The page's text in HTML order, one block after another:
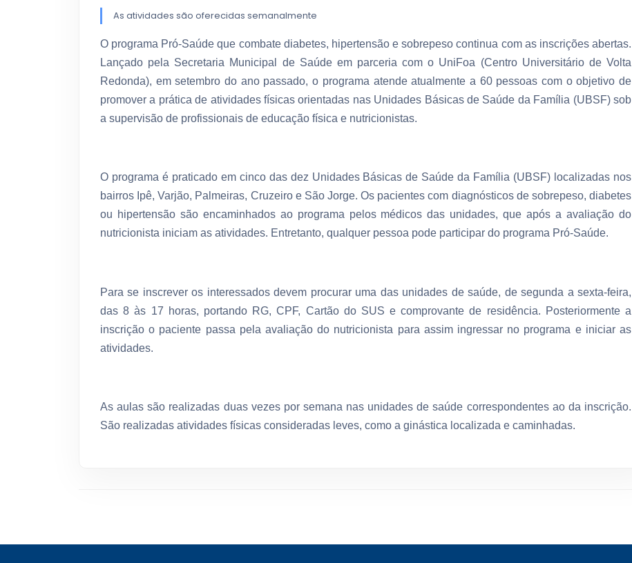
As atividades são oferecidas semanalmente
O programa Pró-Saúde que combate diabetes, hipertensão e sobrepeso continua com as inscrições abertas.
Lançado pela Secretaria Municipal de Saúde em parceria com o UniFoa (Centro Universitário de Volta
Redonda), em setembro do ano passado, o programa atende atualmente a 60 pessoas com o objetivo de
promover a prática de atividades físicas orientadas nas Unidades Básicas de Saúde da Família (UBSF) sob
a supervisão de profissionais de educação física e nutricionistas.
O programa é praticado em cinco das dez Unidades Básicas de Saúde da Família (UBSF) localizadas nos
bairros Ipê, Varjão, Palmeiras, Cruzeiro e São Jorge. Os pacientes com diagnósticos de sobrepeso, diabetes
ou hipertensão são encaminhados ao programa pelos médicos das unidades, que após a avaliação do
nutricionista iniciam as atividades. Entretanto, qualquer pessoa pode participar do programa Pró-Saúde.
Para se inscrever os interessados devem procurar uma das unidades de saúde, de segunda a sexta-feira,
das 8 às 17 horas, portando RG, CPF, Cartão do SUS e comprovante de residência. Posteriormente a
inscrição o paciente passa pela avaliação do nutricionista para assim ingressar no programa e iniciar as
atividades.
As aulas são realizadas duas vezes por semana nas unidades de saúde correspondentes ao da inscrição.
São realizadas atividades físicas consideradas leves, como a ginástica localizada e caminhadas.